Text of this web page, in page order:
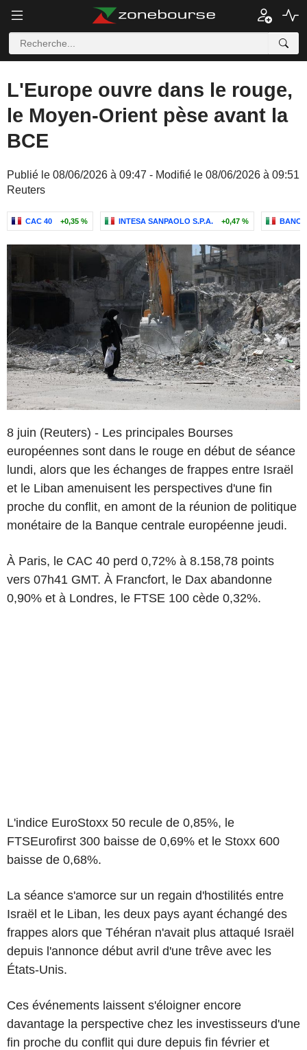
L'Europe ouvre dans le rouge,
le Moyen-Orient pèse avant la
BCE
Publié le 08/06/2026 à 09:47 - Modifié le 08/06/2026 à 09:51
Reuters
CAC 40 +0,35 % INTESA SANPAOLO S.P.A. +0,47 %
8 juin (Reuters) - Les principales Bourses
européennes sont dans le rouge en début de séance
lundi, alors que les échanges de frappes entre Israël
et le Liban amenuisent les perspectives d'une fin
proche du conflit, en amont de la réunion de politique
monétaire de la Banque centrale européenne jeudi.
À Paris, le CAC 40 perd 0,72% à 8.158,78 points
vers 07h41 GMT. À Francfort, le Dax abandonne
0,90% et à Londres, le FTSE 100 cède 0,32%.
L'indice EuroStoxx 50 recule de 0,85%, le
FTSEurofirst 300 baisse de 0,69% et le Stoxx 600
baisse de 0,68%.
La séance s'amorce sur un regain d'hostilités entre
Israël et le Liban, les deux pays ayant échangé des
frappes alors que Téhéran n'avait plus attaqué Israël
depuis l'annonce début avril d'une trêve avec les
États-Unis.
Ces événements laissent s'éloigner encore
davantage la perspective chez les investisseurs d'une
fin proche du conflit qui dure depuis fin février et